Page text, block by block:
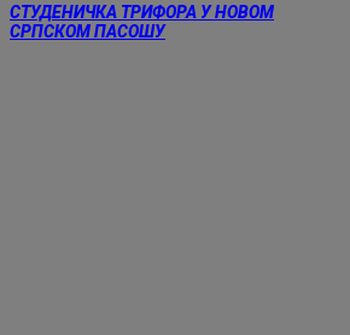
СТУДЕНИЧКА ТРИФОРА У НОВОМ
СРПСКОМ ПАСОШУ